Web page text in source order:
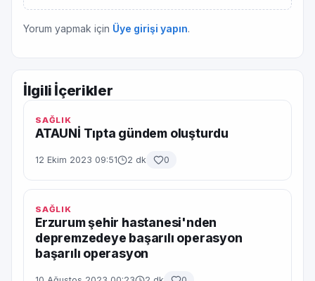
Yorum yapmak için Üye girişi yapın.
İlgili İçerikler
SAĞLIK
ATAUNİ Tıpta gündem oluşturdu
12 Ekim 2023 09:51 2 dk 0
SAĞLIK
Erzurum şehir hastanesi'nden
depremzedeye başarılı operasyon
başarılı operasyon